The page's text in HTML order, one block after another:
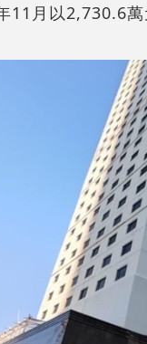
11月以2,730.6